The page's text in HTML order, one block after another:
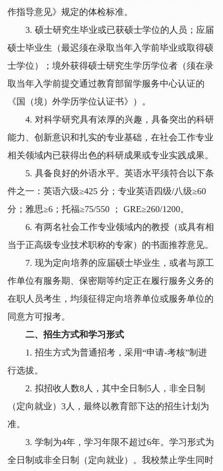
作指导意见》规定的体检标准。
3. 硕士研究生毕业或已获硕士学位的人员；应届
硕士毕业生（最迟须在录取当年入学前毕业或取得硕
士学位）；境外获得硕士研究生学历学位者（须在录
取当年入学前提交通过教育部留学服务中心认证的
《国（境）外学历学位认证书》）。
4. 对科学研究具有浓厚的兴趣，具备突出的科研
能力、创新意识和扎实的专业基础，在社会工作专业
相关领域内已获得出色的科研成果或专业实践成果。
5. 具备良好的外语水平。英语水平须符合以下条
件之一：英语六级≥425 分；专业英语四级/八级≥60
分；雅思≥6 ；托福≥75/550 ； GRE≥260/1200。
6. 有两名社会工作专业领域内的教授（或具有相
当于正高级专业技术职称的专家）的书面推荐意见。
7. 现为定向培养的应届硕士毕业生，或者与原工
作单位有服务期、保密期等约定正在履行服务义务的
在职人员考生，均须征得定向培养单位或服务单位的
同意方可报考。
二、招生方式和学习形式
1. 招生方式为普通招考，采用 “申请-考核”制进
行选拔。
2. 拟招收人数8人，其中全日制 5人，非全日制
（定向就业） 3人，最终以教育部下达的招生计划为
准。
3. 学制为4年，学习年限不超过6年。学习形式为
全日制或非全日制（定向就业）。我校禁止学生同时